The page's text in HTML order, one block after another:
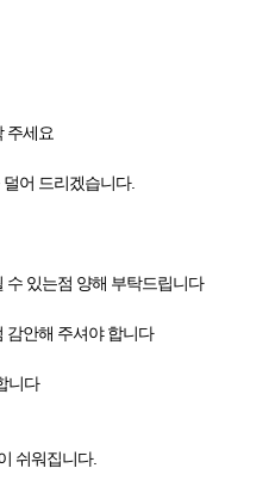
주세요
어 드리겠습니다.
수 있는점 양해 부탁드립니다
감안해 주셔야 합니다
니다
쉬워집니다.